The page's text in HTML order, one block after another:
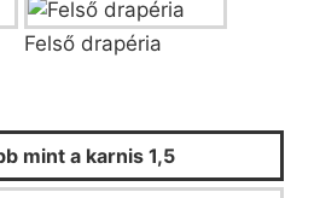
Felső drapéria
mint a karnis 1,5